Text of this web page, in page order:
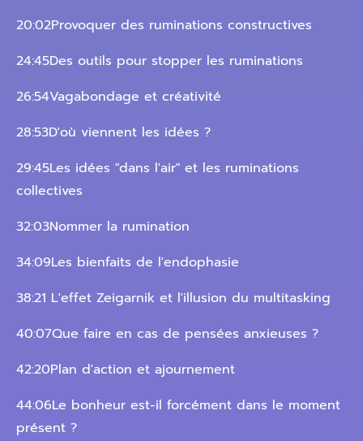
20:02Provoquer des ruminations constructives
24:45Des outils pour stopper les ruminations
26:54Vagabondage et créativité
28:53D'où viennent les idées ?
29:45Les idées "dans l'air" et les ruminations
collectives
32:03Nommer la rumination
34:09Les bienfaits de l'endophasie
38:21 L'effet Zeigarnik et l'illusion du multitasking
40:07Que faire en cas de pensées anxieuses ?
42:20Plan d'action et ajournement
44:06Le bonheur est-il forcément dans le moment
présent ?